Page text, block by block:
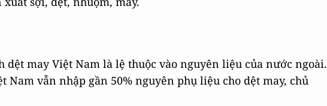
dệt may Việt Nam là lệ thuộc vào nguyên liệu của nước ngoài.
Nam vẫn nhập gần 50% nguyên phụ liệu cho dệt may, chủ